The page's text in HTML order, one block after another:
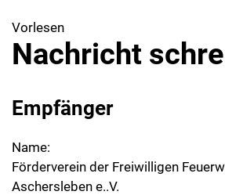
Vorlesen
Nachricht
Empfänger
Name:
Förderverein der Freiwilligen
Aschersleben e..V.